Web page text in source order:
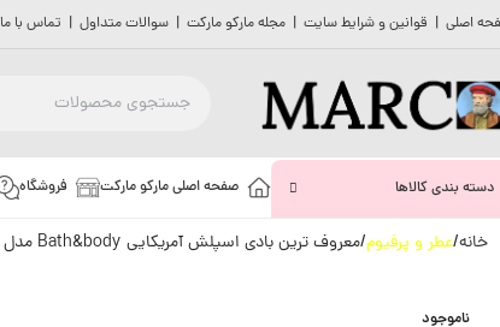
اصلی | قوانین و شرایط سایت | مجله مارکو مارکت | سوالات متداول | تماس با ما
دسته بندی کالاها صفحه اصلی مارکو مارکت فروشگاه
خانه عطر و پرفیوم معروف ترین بادی اسپلش آمریکایی Bath&body مدل 236ML Midnight
ناموجود